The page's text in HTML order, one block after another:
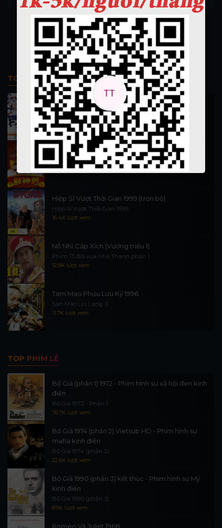
Dub
TOP PHIM BỘ
Thi Công Kỳ Án 1997
施公奇案 1997
90.1K lượt xem
Thần Tài Đến 1999
Thần Tài Truyền Kỳ 1999
16.6K lượt xem
Hiệp Sĩ Vượt Thời Gian 1999 (trọn bộ)
Hiệp Sĩ Vượt Thời Gian 1999
16.4K lượt xem
Nỗ Nhĩ Cáp Xích (Vương triều 1)
Phim 13 đời vua nhà Thanh phần 1
12.8K lượt xem
Tam Mao Phưu Lưu Ký 1996
San Mao Liu Lang Ji
11.7K lượt xem
TOP PHIM LẺ
Bố Già (phần 1) 1972 - Phim hình sự xã hội đen kinh
điển
Bố Già 1972 - Phần 1
76.7K lượt xem
Bố Già 1974 (phần 2) Vietsub HD - Phim hình sự
mafia kinh điển
Bố Già 1974 (phần 2)
22.6K lượt xem
Bố Già 1990 (phần 3) kết thúc - Phim hình sự Mỹ
kinh điển
Bố Già 1990 (phần 3)
8.9K lượt xem
Romeo Và Juliet 1968